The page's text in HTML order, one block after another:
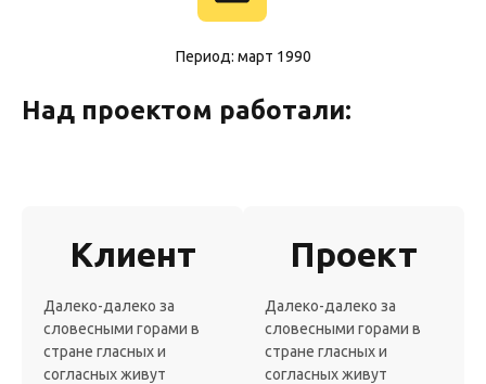
Период: март 1990
Над проектом работали:
Клиент
Далеко-далеко за
словесными горами в
стране гласных и
согласных живут
Проект
Далеко-далеко за
словесными горами в
стране гласных и
согласных живут